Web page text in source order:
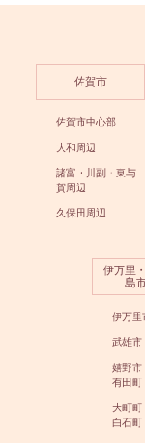
佐賀市
佐賀市中心部
大和周辺
諸富・川副・東与
賀周辺
久保田周辺
伊万里
島
伊万里
武雄市
嬉野市
有田町
大町町
白石町